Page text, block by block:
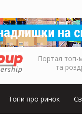
Портал топ-
та
Топи про ринок